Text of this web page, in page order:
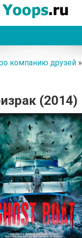
компанию друзей»
(2014)